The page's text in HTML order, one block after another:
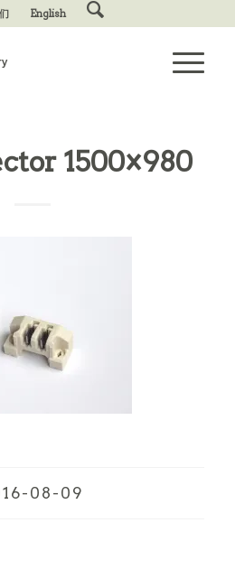
English
1500×980
08-09